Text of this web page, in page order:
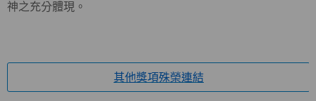
神之充分體現。
其他獎項殊榮連結